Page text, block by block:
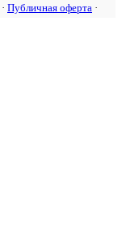
· Публичная оферта ·